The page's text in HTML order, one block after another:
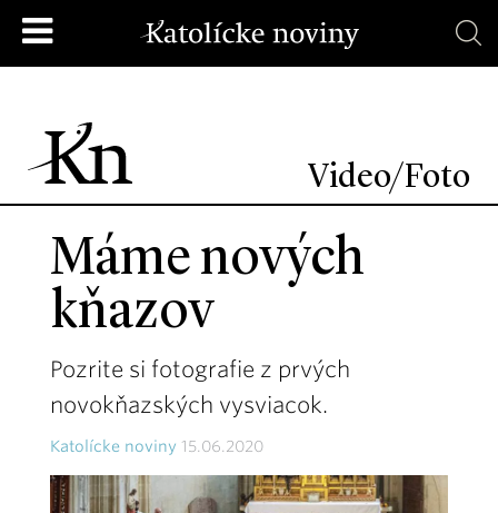
Video/Foto
Máme nových
kňazov
Pozrite si fotografie z prvých
novokňazských vysviacok.
Katolícke noviny 15.06.2020